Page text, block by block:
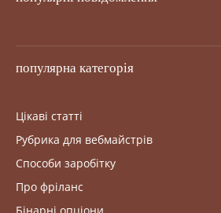
популярна категорія
Цікаві статті
Рубрика для вебмайстрів
Способи заробітку
Про фріланс